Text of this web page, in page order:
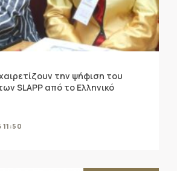
την ψήφιση του
SLAPP από το Ελληνικό